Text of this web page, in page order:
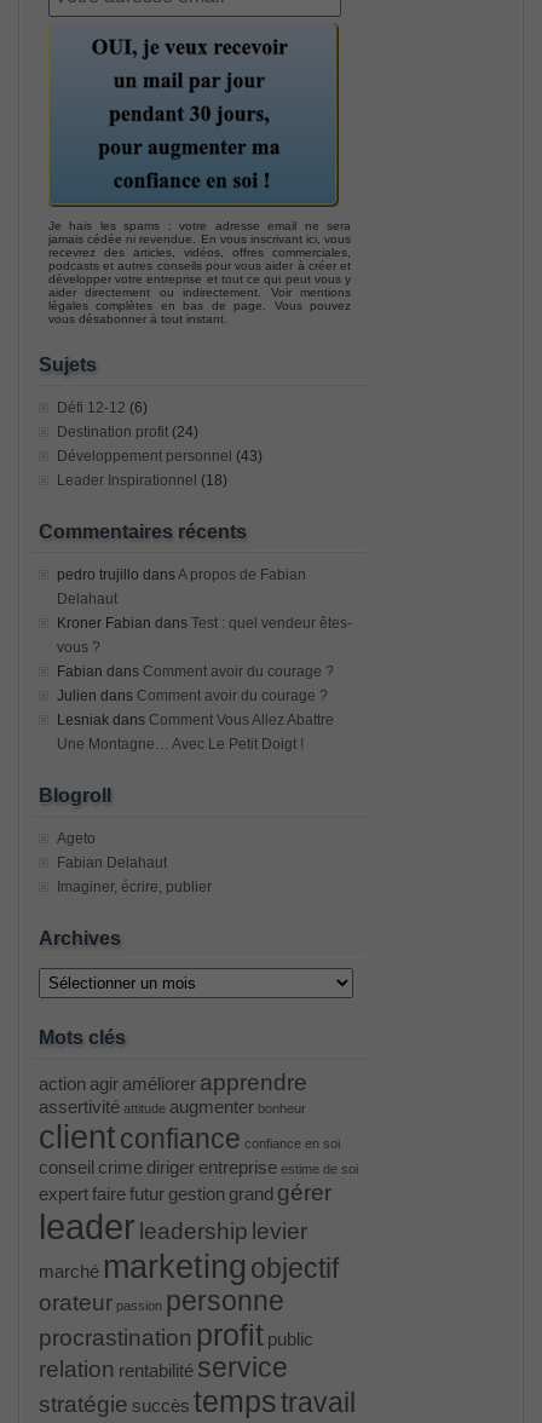
Je hais les spams : votre adresse email ne sera
jamais cédée ni revendue. En vous inscrivant ici, vous
recevrez des articles, vidéos, offres commerciales,
podcasts et autres conseils pour vous aider à créer et
développer votre entreprise et tout ce qui peut vous y
aider directement ou indirectement. Voir mentions
légales complètes en bas de page. Vous pouvez
vous désabonner à tout instant.
Sujets
Défi 12-12 (6)
Destination profit (24)
Développement personnel (43)
Leader Inspirationnel (18)
Commentaires récents
pedro trujillo dansA propos de Fabian
Delahaut
Kroner Fabian dans Test : quel vendeur êtes-
vous ?
Fabian dans Comment avoir du courage ?
Julien dans Comment avoir du courage ?
Lesniak dans Comment Vous Allez Abattre
Une Montagne… Avec Le Petit Doigt !
Blogroll
Ageto
Fabian Delahaut
Imaginer, écrire, publier
Archives
Archives
Mots clés
action agir améliorer apprendre
assertivité attitude augmenter bonheur
client confiance confiance en soi
conseil crime diriger entreprise estime de soi
expertfairefutur gestion grand gérer
leader leadership levier
marché marketing objectif
orateur passion personne
procrastination profit public
relation rentabilité service
stratégie succès tempstravail